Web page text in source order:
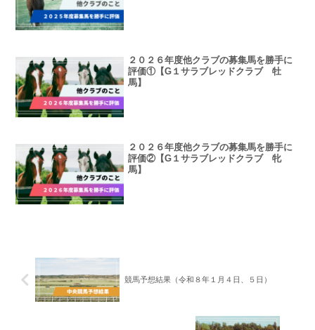
２０２６年度他クラブの募集馬を勝手に
評価①【G１サラブレッドクラブ 牡
馬】
２０２６年度他クラブの募集馬を勝手に
評価②【G１サラブレッドクラブ 牝
馬】
競馬予想結果（令和８年１月４日、５日）